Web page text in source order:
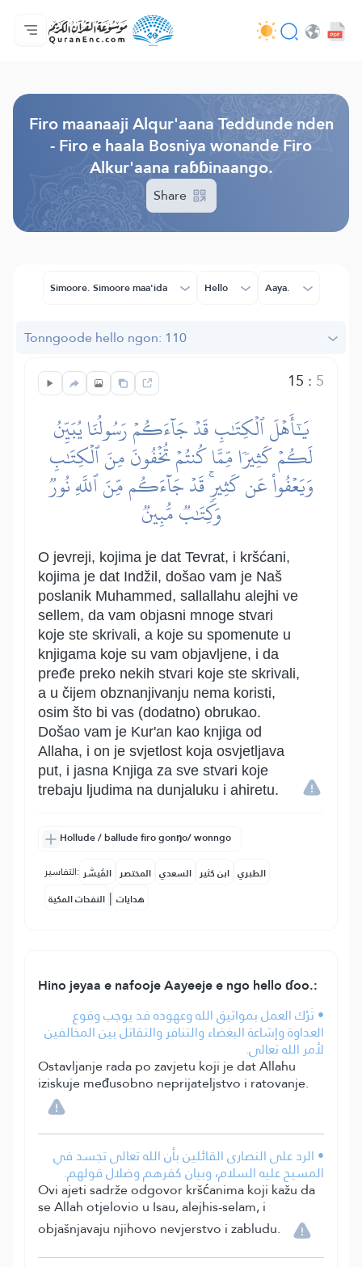
Jaɓɓorgo
Loowdi firooji ɗi
Audio
Golleeji topayɓe ( heyɗintinooɓe) ɓen - API
Fii eɓɓoore nde
Humpo'ndir e amen
Ɗemngal
Firo maanaaji Alqur'aana Teddunde nden
- Firo e haala Bosniya wonande Firo
Alkur'aana raɓɓinaango.
Share
Simoore. Simoore maa'ida Hello Aaya.
Tonngoode hello ngon: 110
15 : 5
يَٰٓأَهۡلَ ٱلۡكِتَٰبِ قَدۡ جَآءَكُمۡ رَسُولُنَا يُبَيِّنُ
لَكُمۡ كَثِيرٗا مِّمَّا كُنتُمۡ تُخۡفُونَ مِنَ ٱلۡكِتَٰبِ
وَيَعۡفُواْ عَن كَثِيرٖۚ قَدۡ جَآءَكُم مِّنَ ٱللَّهِ نُورٞ
وَكِتَٰبٞ مُّبِينٞ
O jevreji, kojima je dat Tevrat, i kršćani,
kojima je dat Indžil, došao vam je Naš
poslanik Muhammed, sallallahu alejhi ve
sellem, da vam objasni mnoge stvari
koje ste skrivali, a koje su spomenute u
knjigama koje su vam objavljene, i da
pređe preko nekih stvari koje ste skrivali,
a u čijem obznanjivanju nema koristi,
osim što bi vas (dodatno) obrukao.
Došao vam je Kur'an kao knjiga od
Allaha, i on je svjetlost koja osvjetljava
put, i jasna Knjiga za sve stvari koje
trebaju ljudima na dunjaluku i ahiretu.
Hollude / ballude firo gonŋo/ wonngo
التفاسير: المُيسَّر المختصر السعدي ابن كثير الطبري
النفحات المكية | هدايات
Hino jeyaa e nafooje Aayeeje e ngo hello ɗoo.:
• تَرْك العمل بمواثيق الله وعهوده قد يوجب وقوع
العداوة وإشاعة البغضاء والتنافر والتقاتل بين المخالفين
لأمر الله تعالى.
Ostavljanje rada po zavjetu koji je dat Allahu
iziskuje međusobno neprijateljstvo i ratovanje.
• الرد على النصارى القائلين بأن الله تعالى تجسد في
المسيح عليه السلام، وبيان كفرهم وضلال قولهم.
Ovi ajeti sadrže odgovor kršćanima koji kažu da
se Allah otjelovio u Isau, alejhis-selam, i
objašnjavaju njihovo nevjerstvo i zabludu.